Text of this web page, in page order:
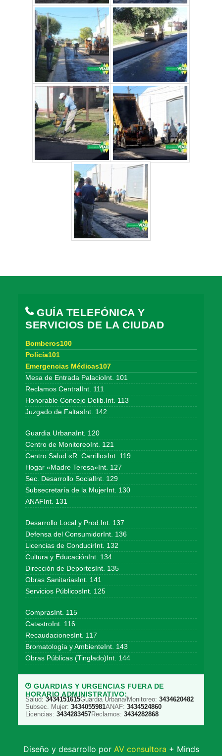
GUÍA TELEFÓNICA Y
SERVICIOS DE LA CIUDAD
Bomberos100
Policía101
Emergencias Médicas107
Mesa de Entrada PalacioInt. 101
Reclamos CentralInt. 111
Honorable Concejo Delib.Int. 113
Juzgado de FaltasInt. 142
Guardia UrbanaInt. 120
Centro de MonitoreoInt. 121
Centro Salud «R. Carrillo»Int. 119
Hogar «Madre Teresa»Int. 127
Sec. Desarrollo SocialInt. 129
Subsecretaría de la MujerInt. 130
ANAFInt. 131
Desarrollo Local y Prod.Int. 137
Defensa del ConsumidorInt. 136
Licencias de ConducirInt. 132
Cultura y EducaciónInt. 134
Dirección de DeportesInt. 135
Obras SanitariasInt. 141
Servicios PúblicosInt. 125
ComprasInt. 115
CatastroInt. 116
RecaudacionesInt. 117
Bromatología y AmbienteInt. 143
Obras Públicas (Tinglado)Int. 144
GUARDIAS Y URGENCIAS FUERA DE
HORARIO ADMINISTRATIVO:
Salud: 3434151615Guardia Urbana/Monitoreo: 3434620482
Subsec. Mujer: 3434055981ANAF: 3434524860
Licencias: 3434283457Reclamos: 3434282868
Diseño y desarrollo por AV consultora + Minds